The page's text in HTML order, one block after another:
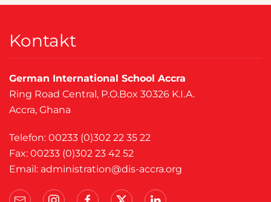
Kontakt
German International School Accra
Ring Road Central, P.O.Box 30326 K.I.A.
Accra, Ghana
Telefon: 00233 (0)302 22 35 22
Fax: 00233 (0)302 23 42 52
Email: administration@dis-accra.org